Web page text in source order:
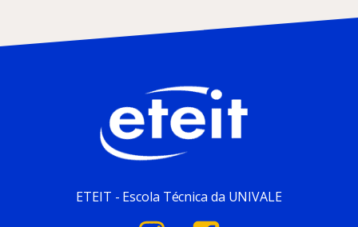
ETEIT - Escola Técnica da UNIVALE